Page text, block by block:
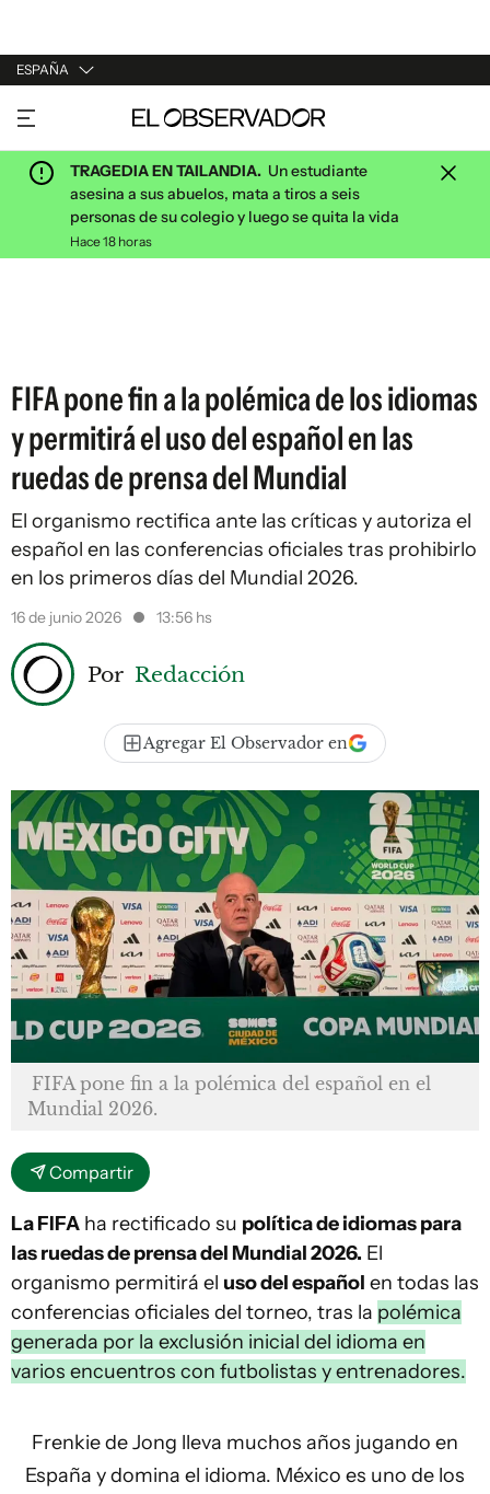
ESPAÑA
URUGUAY
ARGENTINA
ESPAÑA
ESTADOS UNIDOS
TRAGEDIA EN TAILANDIA. Un estudiante
asesina a sus abuelos, mata a tiros a seis
personas de su colegio y luego se quita la vida
Hace 18 horas
FIFA pone fin a la polémica de los idiomas
y permitirá el uso del español en las
ruedas de prensa del Mundial
El organismo rectifica ante las críticas y autoriza el
español en las conferencias oficiales tras prohibirlo
en los primeros días del Mundial 2026.
16 de junio 2026 13:56 hs
Por Redacción
Agregar El Observador en
FIFA pone fin a la polémica del español en el
Mundial 2026.
Compartir
La FIFA ha rectificado su política de idiomas para
las ruedas de prensa del Mundial 2026. El
organismo permitirá el uso del español en todas las
conferencias oficiales del torneo, tras la polémica
generada por la exclusión inicial del idioma en
varios encuentros con futbolistas y entrenadores.
Frenkie de Jong lleva muchos años jugando en
España y domina el idioma. México es uno de los